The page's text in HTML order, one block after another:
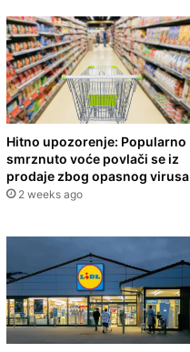
Hitno upozorenje: Popularno
smrznuto voće povlači se iz
prodaje zbog opasnog virusa
2 weeks ago